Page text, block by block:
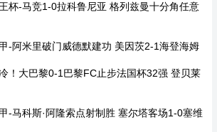
杯-马竞1-0拉科鲁尼亚 格列兹曼十分角任意
-阿米里破门威德默建功 美因茨2-1海登海姆
！大巴黎0-1巴黎FC止步法国杯32强 登贝莱
-马科斯·阿隆索点射制胜 塞尔塔客场1-0塞维